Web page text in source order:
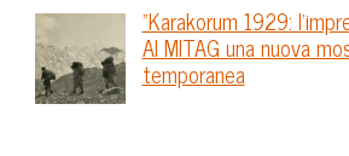
“Karakorum 1929:
Al MITAG una nuova
temporanea